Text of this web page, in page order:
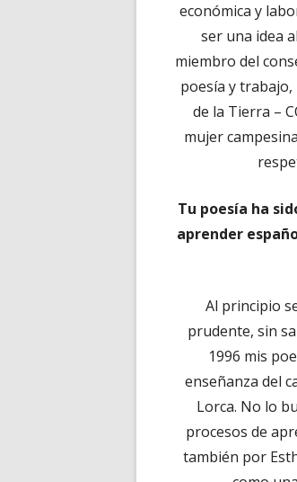
económica y
ser una idea
miembro del
poesía y
de la Tierra –
mujer
Tu poesía ha
aprender
Al principio
prudente, sin
1996 mis
enseñanza del
Lorca. No lo
procesos de
también por